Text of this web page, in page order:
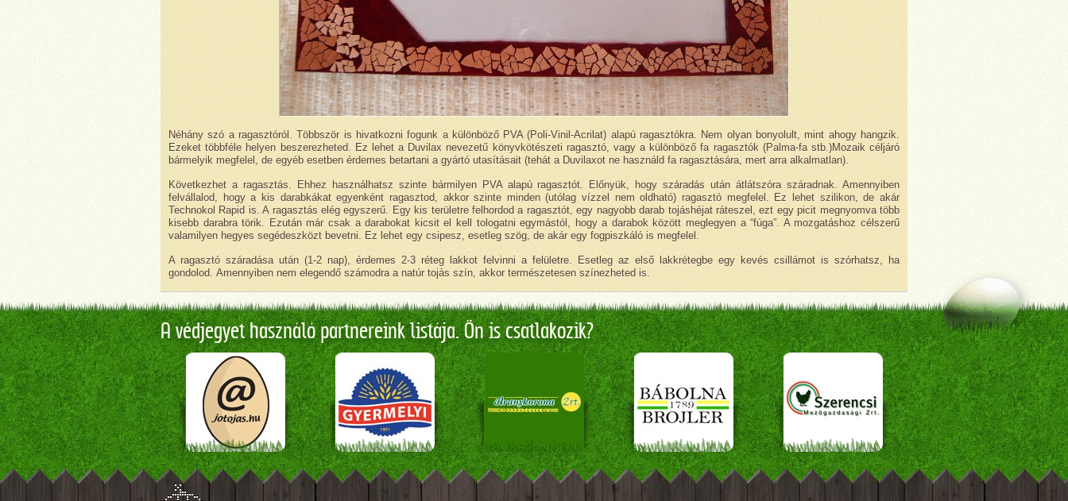
Néhány szó a ragasztóról. Többször is hivatkozni fogunk a különböző PVA (Poli-Vinil-Acrilat) alapú ragasztókra. Nem olyan bonyolult, mint ahogy hangzik.
Ezeket többféle helyen beszerezheted. Ez lehet a Duvilax nevezetű könyvkötészeti ragasztó, vagy a különböző fa ragasztók (Palma-fa stb.)Mozaik céljáró
bármelyik megfelel, de egyéb esetben érdemes betartani a gyártó utasításait (tehát a Duvilaxot ne használd fa ragasztására, mert arra alkalmatlan).
Következhet a ragasztás. Ehhez használhatsz szinte bármilyen PVA alapú ragasztót. Előnyük, hogy száradás után átlátszóra száradnak. Amennyiben
felvállalod, hogy a kis darabkákat egyenként ragasztod, akkor szinte minden (utólag vízzel nem oldható) ragasztó megfelel. Ez lehet szilikon, de akár
Technokol Rapid is. A ragasztás elég egyszerű. Egy kis területre felhordod a ragasztót, egy nagyobb darab tojáshéjat ráteszel, ezt egy picit megnyomva több
kisebb darabra törik. Ezután már csak a darabokat kicsit el kell tologatni egymástól, hogy a darabok között meglegyen a “fúga”. A mozgatáshoz célszerű
valamilyen hegyes segédeszközt bevetni. Ez lehet egy csipesz, esetleg szög, de akár egy fogpiszkáló is megfelel.
A ragasztó száradása után (1-2 nap), érdemes 2-3 réteg lakkot felvinni a felületre. Esetleg az első lakkrétegbe egy kevés csillámot is szórhatsz, ha
gondolod. Amennyiben nem elegendő számodra a natúr tojás szín, akkor természetesen színezheted is.
A védjegyet használó partnereink listája. Ön is csatlakozik?